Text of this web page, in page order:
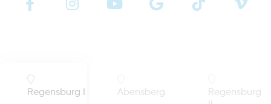
Regensburg I Abensberg
Regensburg